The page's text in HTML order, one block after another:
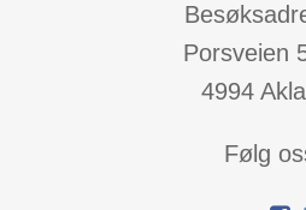
Porsveien
4994
Følg